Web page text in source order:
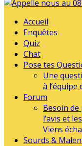
Accueil
Enquêtes
Quiz
Chat
Pose tes
Une
à l’équipe
Forum
Besoin
l’avis et
Viens
Sourds &